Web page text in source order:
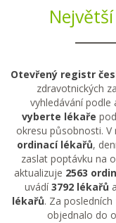
Otevřený registr
zdravotnických
vyhledávání podle
vyberte lékaře
okresu působnosti.
ordinací lékařů,
zaslat poptávku na
aktualizuje 2563
uvádí3792 lékařů
lékařů. Za
objednalo do